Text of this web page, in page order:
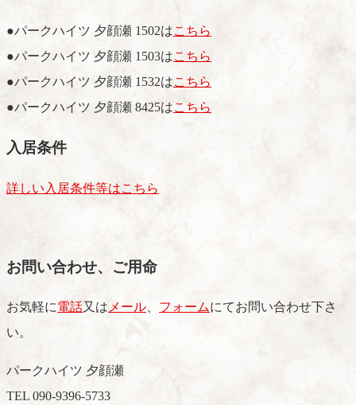
●パークハイツ 夕顔瀬 1502はこちら
●パークハイツ 夕顔瀬 1503はこちら
●パークハイツ 夕顔瀬 1532はこちら
●パークハイツ 夕顔瀬 8425はこちら
入居条件
詳しい入居条件等はこちら
お問い合わせ、ご用命
お気軽に電話又は メール フォームにてお問い合わせ下さ
い。
パークハイツ 夕顔瀬
TEL 090-9396-5733